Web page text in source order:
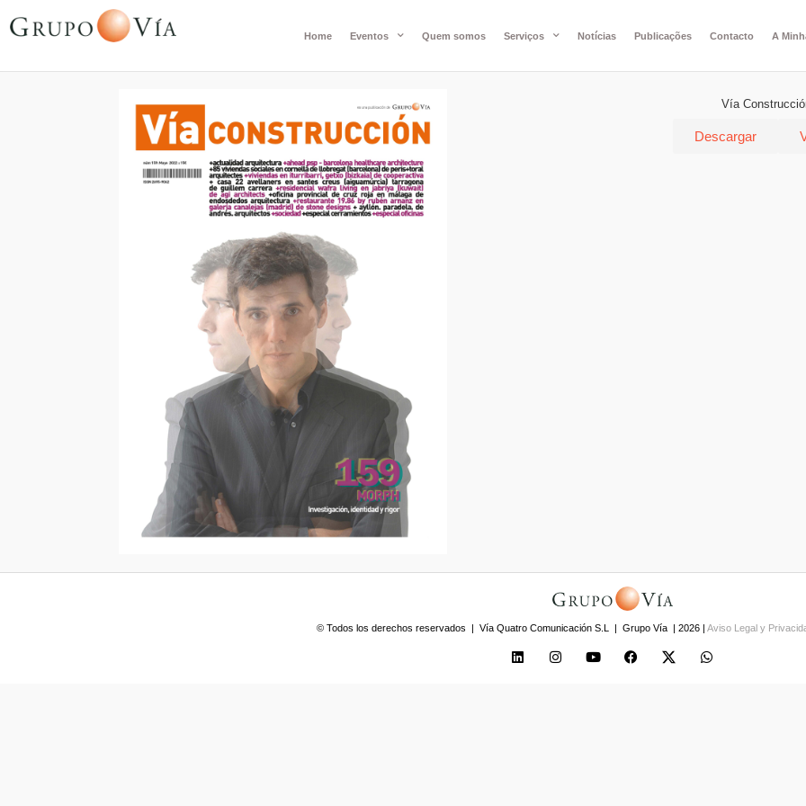
Home Eventos Quem somos Serviços Notícias Publicações Contacto A
Vía
Descargar
© Todos los derechos reservados | Vía Quatro Comunicación S.L | Grupo Vía | 2026 | Aviso Legal y